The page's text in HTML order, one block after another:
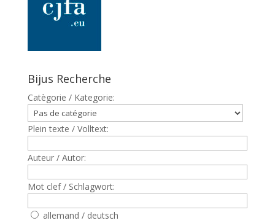
Bijus Recherche
Catègorie / Kategorie:
Plein texte / Volltext:
Auteur / Autor:
Mot clef / Schlagwort:
allemand / deutsch